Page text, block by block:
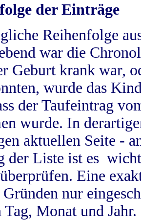
der Einträge
Reihenfolge
war die
Geburt krank war,
wurde das
der Taufeintrag
wurde. In
aktuellen Seite -
der Liste ist es
Eine
Gründen nur
Monat und Jahr.